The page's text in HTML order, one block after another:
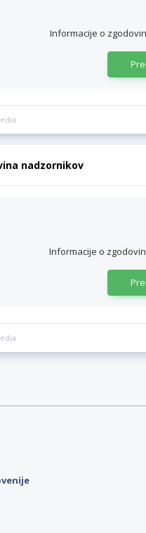
Informacije o
nadzornikov
Informacije o